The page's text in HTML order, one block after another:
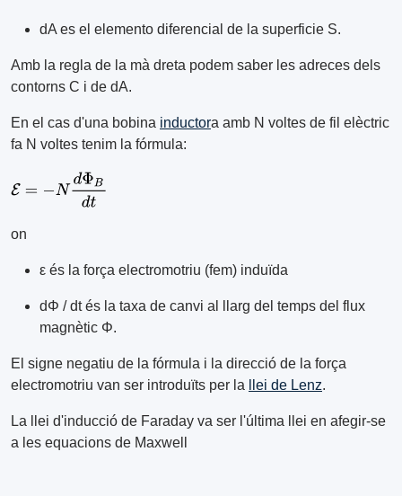
dA es el elemento diferencial de la superficie S.
Amb la regla de la mà dreta podem saber les adreces dels
contorns C i de dA.
En el cas d'una bobina inductora amb N voltes de fil elèctric
fa N voltes tenim la fórmula:
on
ε és la força electromotriu (fem) induïda
dΦ / dt és la taxa de canvi al llarg del temps del flux
magnètic Φ.
El signe negatiu de la fórmula i la direcció de la força
electromotriu van ser introduïts per la
llei de Lenz.
La llei d'inducció de Faraday va ser l'última llei en afegir-se
a les equacions de Maxwell